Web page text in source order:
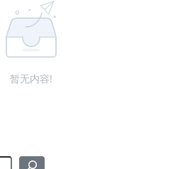
暂无内容!